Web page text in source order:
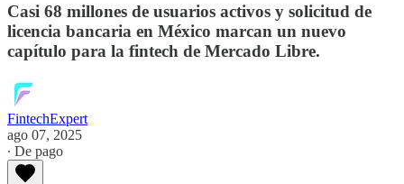
Casi 68 millones de usuarios activos y solicitud de
licencia bancaria en México marcan un nuevo
capítulo para la fintech de Mercado Libre.
FintechExpert
ago 07, 2025
∙ De pago